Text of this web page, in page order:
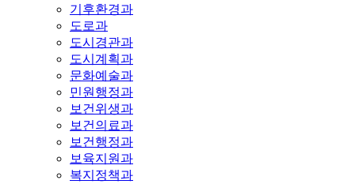
기후환경과
도로과
도시경관과
도시계획과
문화예술과
민원행정과
보건위생과
보건의료과
보건행정과
보육지원과
복지정책과